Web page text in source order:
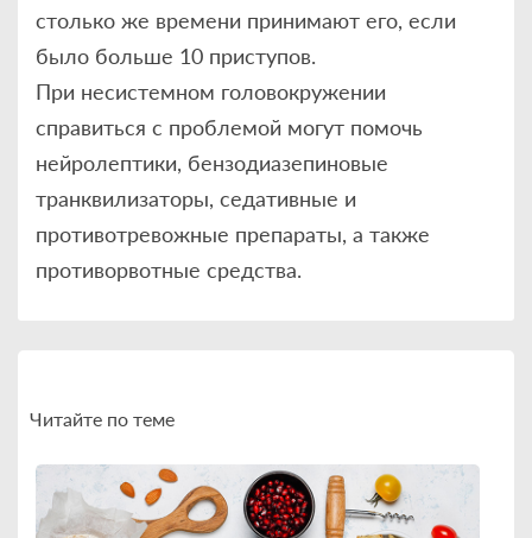
столько же времени принимают его, если
было больше 10 приступов.
При несистемном головокружении
справиться с проблемой могут помочь
нейролептики, бензодиазепиновые
транквилизаторы, седативные и
противотревожные препараты, а также
противорвотные средства.
Читайте по теме